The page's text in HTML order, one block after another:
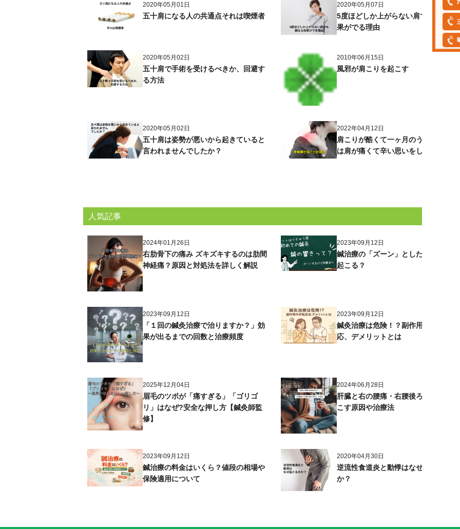
2020年05月01日
五十肩になる人の共通点それは喫煙者
2020年05月07日
5度ほどしか上がらない肩でも鍼なら
果がでる理由
2020年05月02日
五十肩で手術を受けるべきか、回避す
る方法
2010年06月15日
風邪が肩こりを起こす
2020年05月02日
五十肩は姿勢が悪いから起きていると
言われませんでしたか？
2022年04月12日
肩こりが酷くて一ヶ月のうち半分以上
は肩が痛くて辛い思いをしています。
人気記事
2024年01月26日
右肋骨下の痛み ズキズキするのは肋間
神経痛？原因と対処法を詳しく解説
2023年09月12日
鍼治療の「ズーン」とした響きはなぜ
起こる？
2023年09月12日
「１回の鍼灸治療で治りますか？」効
果が出るまでの回数と治療頻度
2023年09月12日
鍼灸治療は危険！？副作用や好転反
応、デメリットとは
2025年12月04日
眉毛のツボが「痛すぎる」「ゴリゴ
リ」はなぜ?安全な押し方【鍼灸師監
修】
2024年06月28日
肝臓と右の腰痛・右腰後ろの痛みを起
こす原因や治療法
2023年09月12日
鍼治療の料金はいくら？値段の相場や
保険適用について
2020年04月30日
逆流性食道炎と動悸はなぜ起こるの
か？